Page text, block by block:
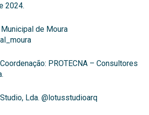
2024.
de Moura
PROTECNA – Consultores
Lda. @lotusstudioarq